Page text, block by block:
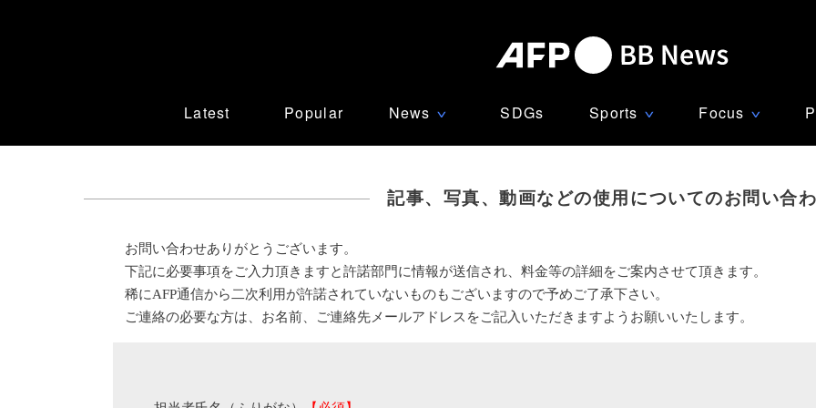
Latest Popular News ∨ SDGs Sports ∨ Focus ∨
記事、写真、動画などの使用についてのお問い合
お問い合わせありがとうございます。
下記に必要事項をご入力頂きますと許諾部門に情報が送信され、料金等の詳細をご案内させて頂きます。
稀にAFP通信から二次利用が許諾されていないものもございますので予めご了承下さい。
ご連絡の必要な方は、お名前、ご連絡先メールアドレスをご記入いただきますようお願いいたします。